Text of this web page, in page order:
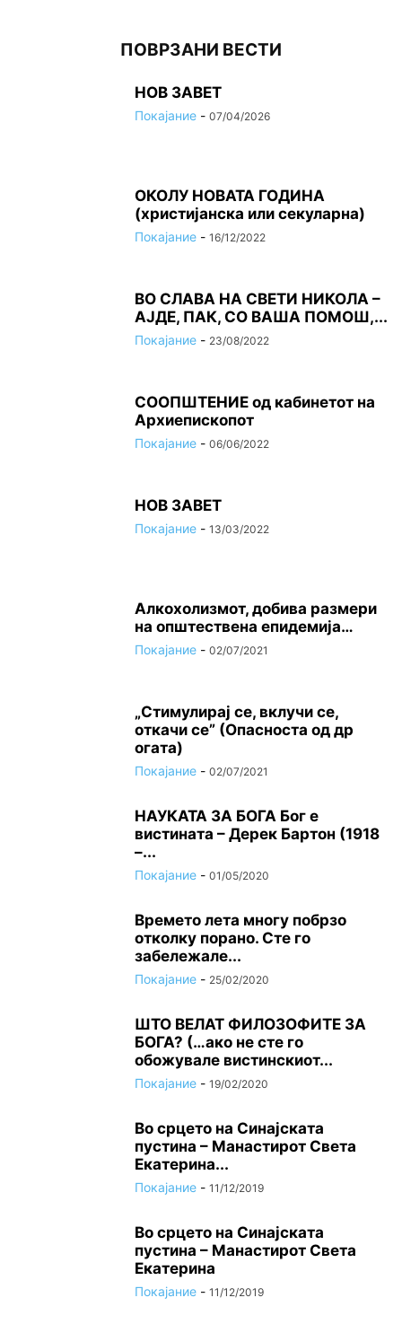
ПОВРЗАНИ ВЕСТИ
НОВ ЗАВЕТ
Покајание - 07/04/2026
ОКОЛУ НОВАТА ГОДИНА
(христијанска или секуларна)
Покајание - 16/12/2022
ВО СЛАВА НА СВЕТИ НИКОЛА –
АЈДЕ, ПАК, СО ВАША ПОМОШ,...
Покајание - 23/08/2022
СООПШТЕНИЕ од кабинетот на
Архиепископот
Покајание - 06/06/2022
НОВ ЗАВЕТ
Покајание - 13/03/2022
Алкохолизмот, добива размери
на општествена епидемија…
Покајание - 02/07/2021
„Стимулирај се, вклучи се,
откачи се” (Опасноста од др
огата)
Покајание - 02/07/2021
НАУКАТА ЗА БОГА Бог е
вистината – Дерек Бартон (1918
–...
Покајание - 01/05/2020
Времето лета многу побрзо
отколку порано. Сте го
забележале...
Покајание - 25/02/2020
ШТО ВЕЛАТ ФИЛОЗОФИТЕ ЗА
БОГА? (…ако не сте го
обожувале вистинскиот...
Покајание - 19/02/2020
Во срцето на Синајската
пустина – Манастирот Света
Екатерина...
Покајание - 11/12/2019
Во срцето на Синајската
пустина – Манастирот Света
Екатерина
Покајание - 11/12/2019